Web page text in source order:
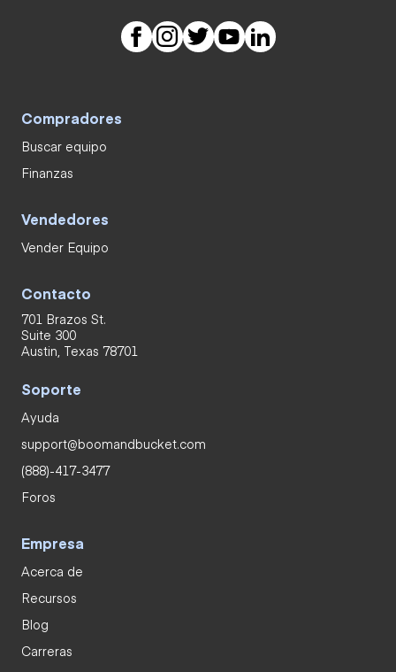
Compradores
Buscar equipo
Finanzas
Vendedores
Vender Equipo
Contacto
701 Brazos St.
Suite 300
Austin, Texas 78701
Soporte
Ayuda
support@boomandbucket.com
(888)-417-3477
Foros
Empresa
Acerca de
Recursos
Blog
Carreras